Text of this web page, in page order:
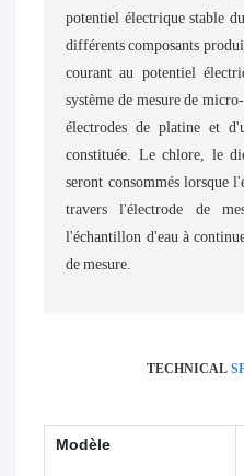
potentiel électrique stable
différents composants
courant au potentiel
système de mesure de
électrodes de platine et
constituée. Le chlore, le
seront consommés lorsque
travers l'électrode de
l'échantillon d'eau à
de mesure.
TECHNICAL
Modèle